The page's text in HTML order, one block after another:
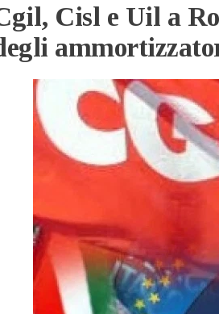
Cisl e Uil a